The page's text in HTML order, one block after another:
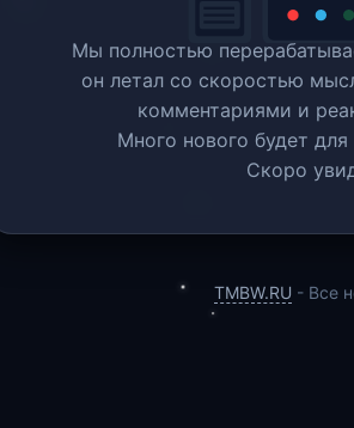
Мы полностью
он летал со скоростью
комментариями и
Много нового будет
Скоро
TMBW.RU - Все